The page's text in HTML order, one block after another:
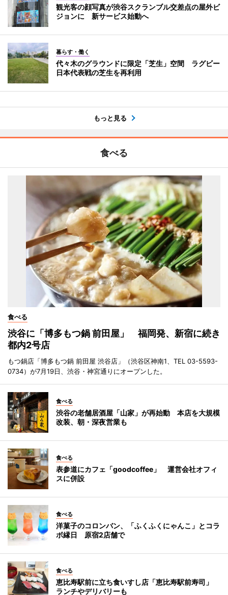
観光客の顔写真が渋谷スクランブル交差点の屋外ビ
ジョンに 新サービス始動へ
暮らす・働く
代々木のグラウンドに限定「芝生」空間 ラグビー
日本代表戦の芝生を再利用
もっと見る
食べる
食べる
渋谷に「博多もつ鍋 前田屋」 福岡発、新宿に続き
都内2号店
もつ鍋店「博多もつ鍋 前田屋 渋谷店」（渋谷区神南1、TEL 03-5593-
0734）が7月19日、渋谷・神宮通りにオープンした。
食べる
渋谷の老舗居酒屋「山家」が再始動 本店を大規模
改装、朝・深夜営業も
食べる
表参道にカフェ「goodcoffee」 運営会社オフィ
スに併設
食べる
洋菓子のコロンバン、「ふくふくにゃんこ」とコラ
ボ縁日 原宿2店舗で
食べる
恵比寿駅前に立ち食いすし店「恵比寿駅前寿司」
ランチやデリバリーも